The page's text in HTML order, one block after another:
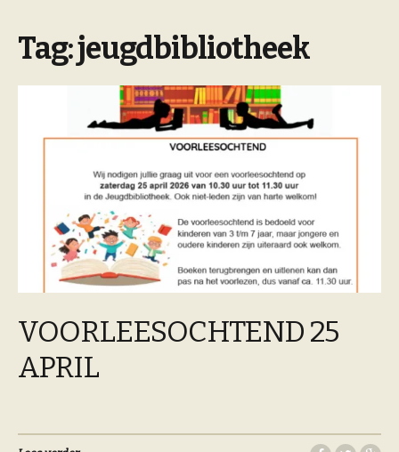
Tag:jeugdbibliotheek
VOORLEESOCHTEND 25
APRIL